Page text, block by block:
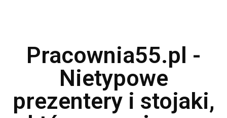
Pracownia55.pl -
Nietypowe
prezentery i stojaki,